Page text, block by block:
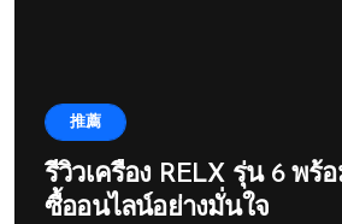
推薦
รีวิวเครื่อง RELX รุ่น 6 พร้
ซื้ออนไลน์อย่างมั่นใจ